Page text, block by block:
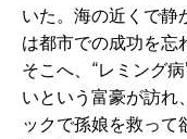
いた。海の近くで静
は都市での成功を忘
そこへ、 “レミング病
いという富豪が訪れ
ックで孫娘を救って